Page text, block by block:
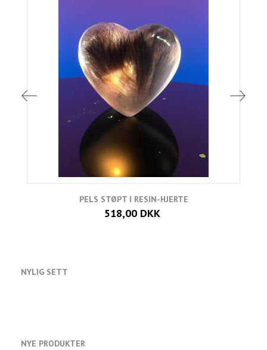
PELS STØPT I RESIN-HJERTE
518,00 DKK
NYLIG SETT
NYE PRODUKTER